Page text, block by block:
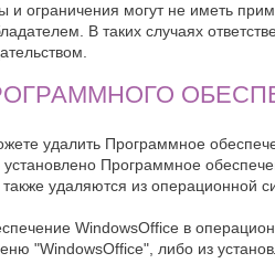
и ограничения могут не иметь
В таких случаях
удалить Программное
Программное
удаляются из операционной
WindowsOffice в
"WindowsOffice", либо из